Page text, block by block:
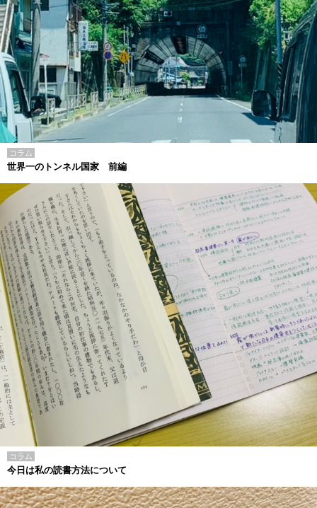
コラム
世界一のトンネル国家 前編
コラム
今日は私の読書方法について